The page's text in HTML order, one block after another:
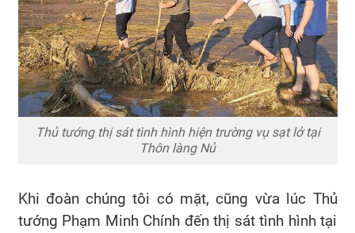
Thủ tướng thị sát tình hình hiện trường vụ sạt lở tại
Thôn làng Nủ
Khi đoàn chúng tôi có mặt, cũng vừa lúc Thủ
tướng Phạm Minh Chính đến thị sát tình hình tại